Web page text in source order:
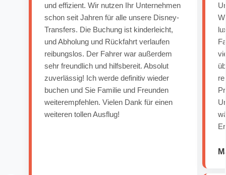
und effizient. Wir nutzen Ihr Unternehmen
schon seit Jahren für alle unsere Disney-
Transfers. Die Buchung ist kinderleicht,
und Abholung und Rückfahrt verlaufen
reibungslos. Der Fahrer war außerdem
sehr freundlich und hilfsbereit. Absolut
zuverlässig! Ich werde definitiv wieder
buchen und Sie Familie und Freunden
weiterempfehlen. Vielen Dank für einen
weiteren tollen Ausflug!